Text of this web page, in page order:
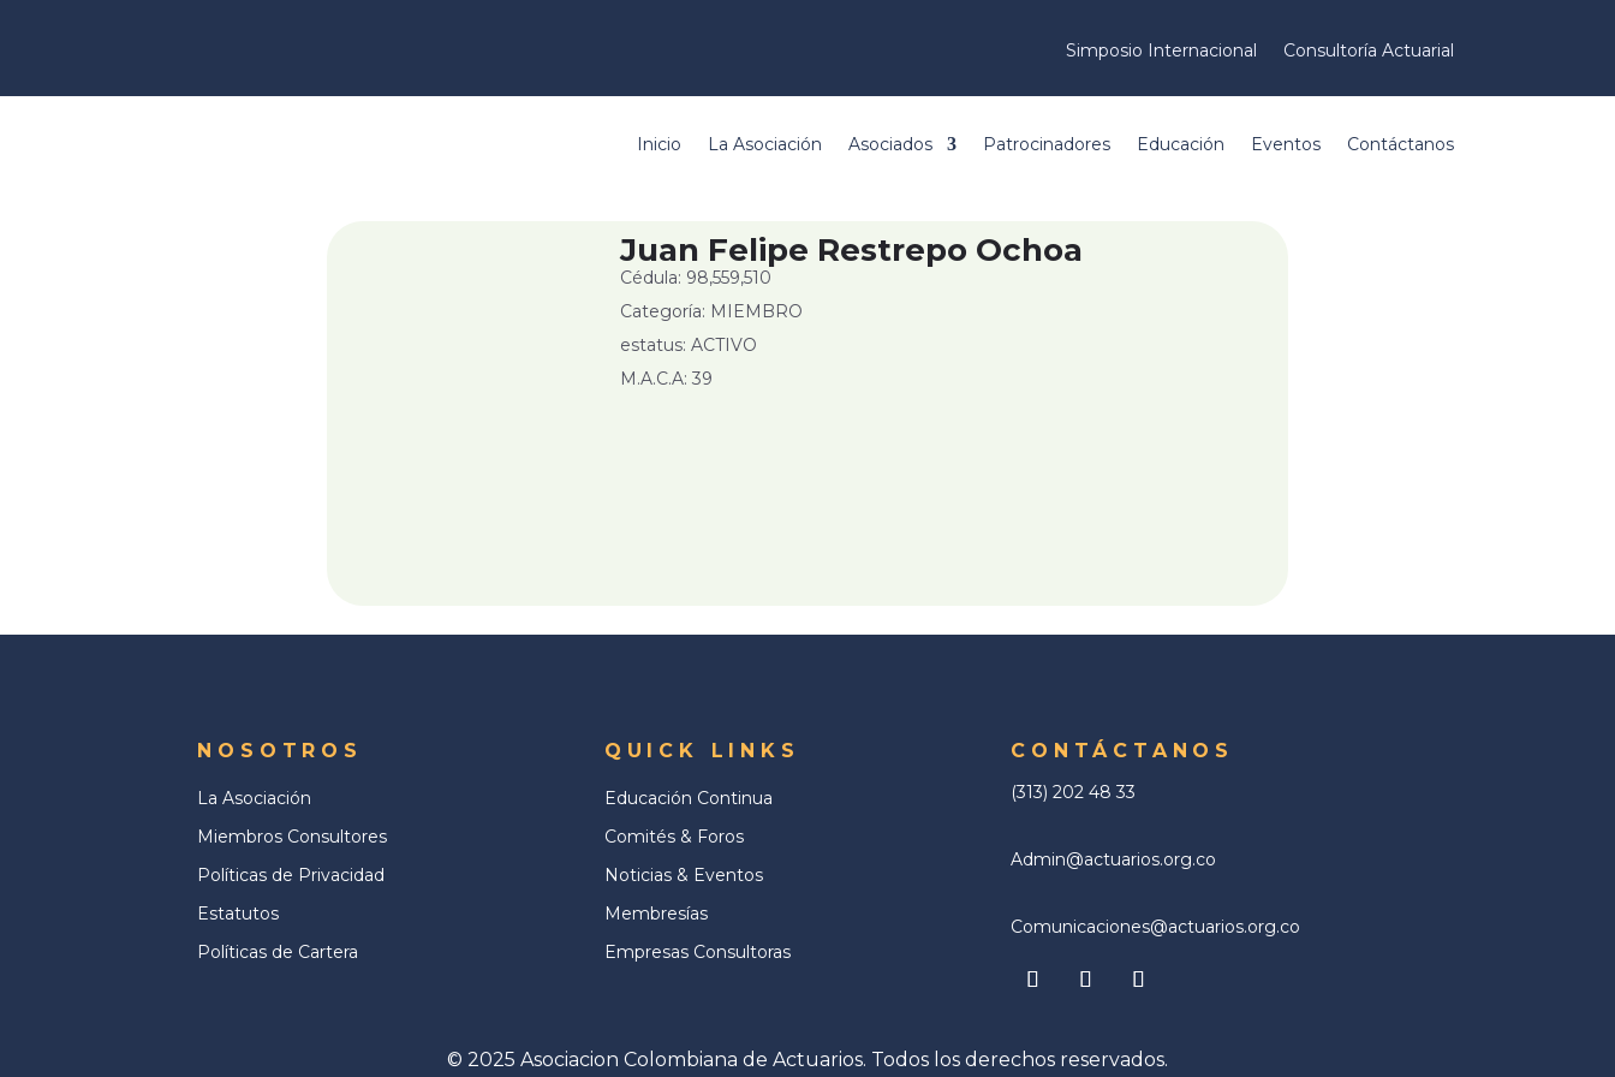
Simposio Internacional Consultoría Actuarial
Inicio La Asociación Asociados Patrocinadores Educación Eventos Contáctanos
Juan Felipe Restrepo Ochoa
Cédula: 98,559,510
Categoría: MIEMBRO
estatus: ACTIVO
M.A.C.A: 39
NOSOTROS
La Asociación
Miembros Consultores
Políticas de Privacidad
Estatutos
Políticas de Cartera
QUICK LINKS
Educación Continua
Comités & Foros
Noticias & Eventos
Membresías
Empresas Consultoras
CONTÁCTANOS
(313) 202 48 33
Admin@actuarios.org.co
Comunicaciones@actuarios.org.co
© 2025 Asociacion Colombiana de Actuarios. Todos los derechos reservados.